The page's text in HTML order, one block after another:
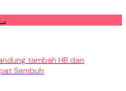
tambah HB dan
Sembuh